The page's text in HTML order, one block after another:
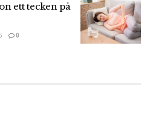
ett tecken på
0